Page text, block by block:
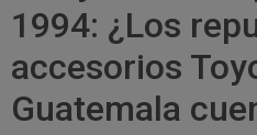
1994: ¿Los
accesorios
Guatemala